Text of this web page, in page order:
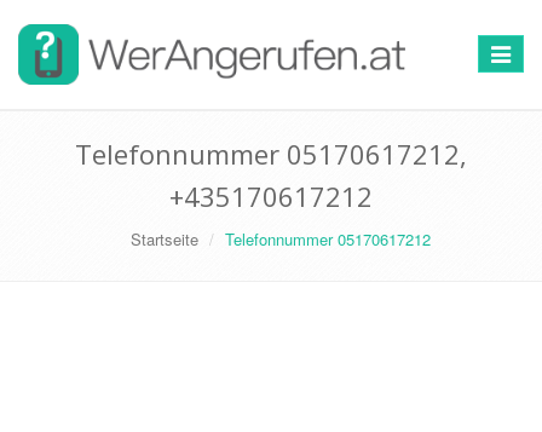
Toggle
Telefonnummer 05170617212,
+435170617212
Startseite Telefonnummer 05170617212